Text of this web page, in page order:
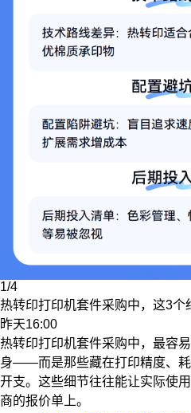
1/4
热转印打印机套件采购中，这3个
昨天16:00
热转印打印机套件采购中，最容
身——而是那些藏在打印精度、
开支。这些细节往往能让实际使
商的报价单上。